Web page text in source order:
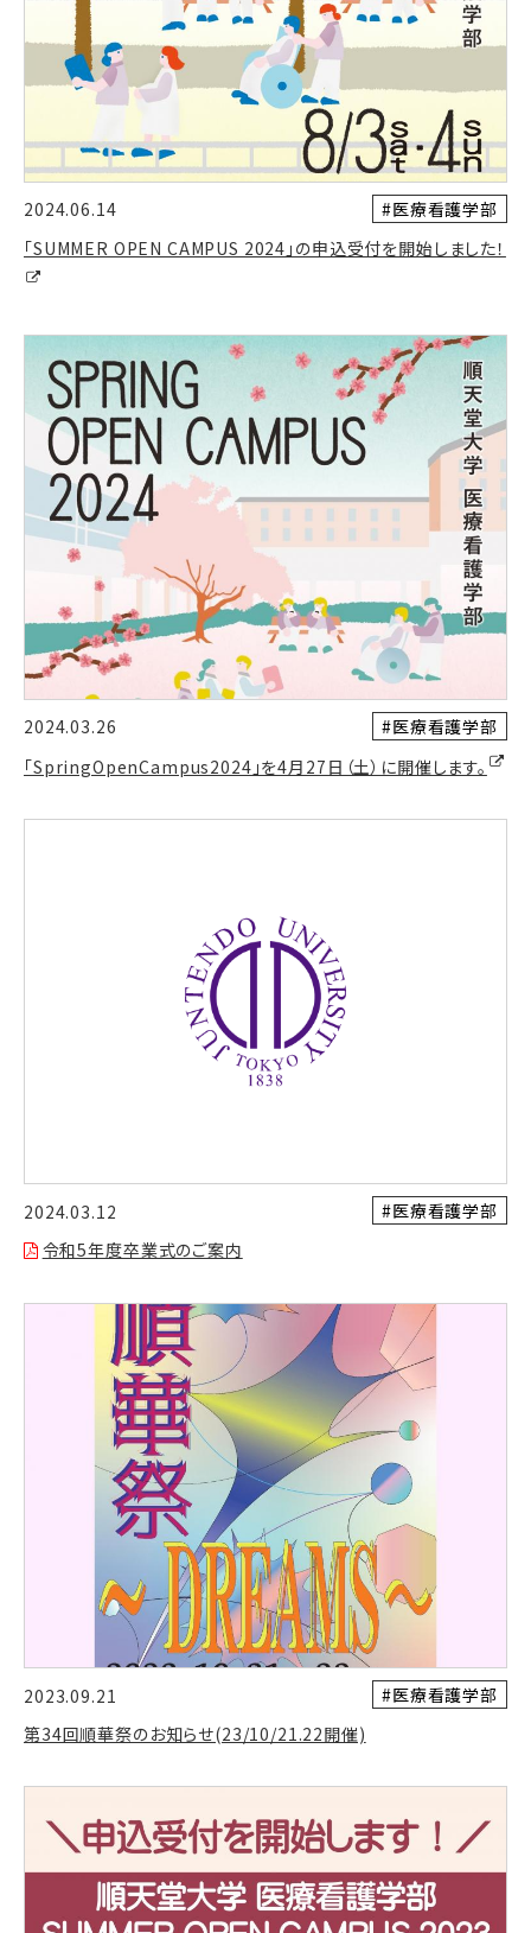
2024.06.14
#医療看護学部
「SUMMER OPEN CAMPUS 2024」の申込受付を開始しました！
2024.03.26
#医療看護学部
「SpringOpenCampus2024」を4月27日（土）に開催します。
2024.03.12
#医療看護学部
令和5年度卒業式のご案内
2023.09.21
#医療看護学部
第34回順華祭のお知らせ(23/10/21.22開催)